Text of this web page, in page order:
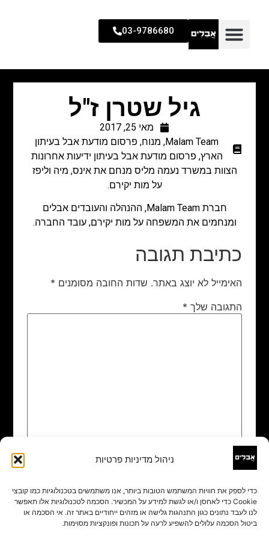
ניהול מדיניות פרטיות
כדי לספק את חוויות המשתמש הטובות ביותר, אנו משתמשים בטכנולוגיות כמו קובצי
Cookie כדי לאחסן ו/או לגשת למידע על המכשיר. הסכמה לטכנולוגיות אלו תאפשר
לנו לעבד נתונים כגון התנהגות גלישה או מזהים ייחודיים באתר זה. אי הסכמה או
ביטול הסכמה עלולים להשפיע לרעה על תכונות ופונקציות מסוימות.
03-9786680
גיל שטרן ז"ל
מאי 25, 2017
Malam Team
, מנוח, פרסום מודעת אבל בעיתון
הארץ, פרסום מודעת אבל בעיתון ידיעות אחרונות
הצוות במשרד נעמה מליס מנחם את אינס, מיה וליפז
על מות יקירם.
חברת Malam Team, ההנהלה והעובדים אבלים
ומנחמים את המשפחה על מות יקירם, עובד החברה.
כתיבת תגובה
האימייל לא יוצג באתר. שדות החובה מסומנים *
התגובה שלך *
שם
אימייל*